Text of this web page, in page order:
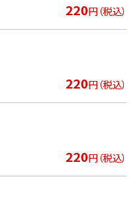
220円（税込）
220円（税込）
220円（税込）